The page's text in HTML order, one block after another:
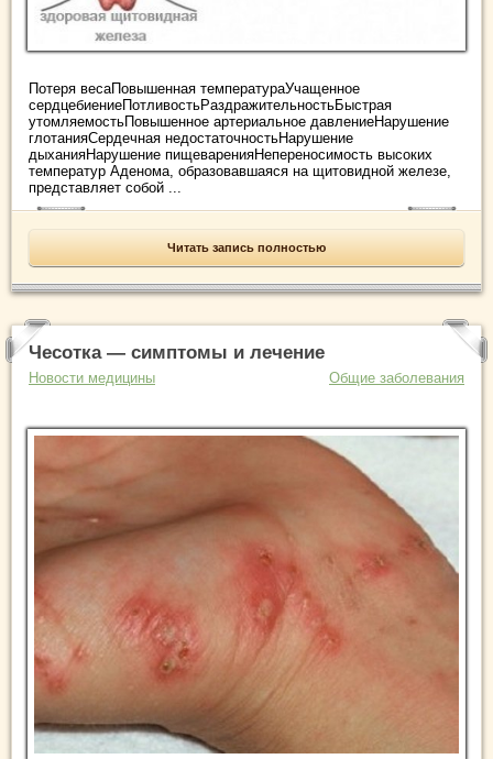
Потеря весаПовышенная температураУчащенное
сердцебиениеПотливостьРаздражительностьБыстрая
утомляемостьПовышенное артериальное давлениеНарушение
глотанияСердечная недостаточностьНарушение
дыханияНарушение пищеваренияНепереносимость высоких
температур Аденома, образовавшаяся на щитовидной железе,
представляет собой ...
Читать запись полностью
Чесотка — симптомы и лечение
Новости медицины Общие заболевания